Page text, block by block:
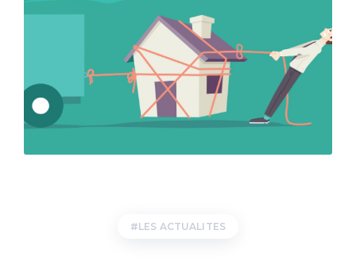
LES ACTUALITES